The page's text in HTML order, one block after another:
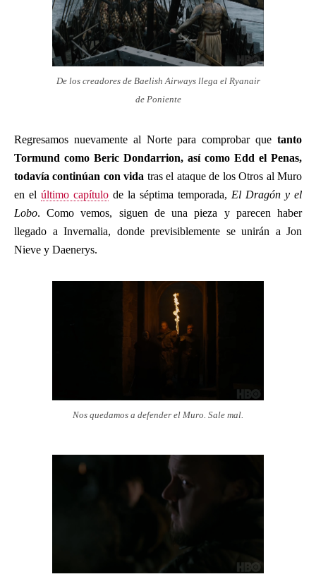
De los creadores de Baelish Airways llega el Ryanair
de Poniente
Regresamos nuevamente al Norte para comprobar que tanto
Tormund como Beric Dondarrion, así como Edd el Penas,
todavía continúan con vida tras el ataque de los Otros al Muro
en el último capítulo de la séptima temporada, El Dragón y el
Lobo. Como vemos, siguen de una pieza y parecen haber
llegado a Invernalia, donde previsiblemente se unirán a Jon
Nieve y Daenerys.
Nos quedamos a defender el Muro. Sale mal.